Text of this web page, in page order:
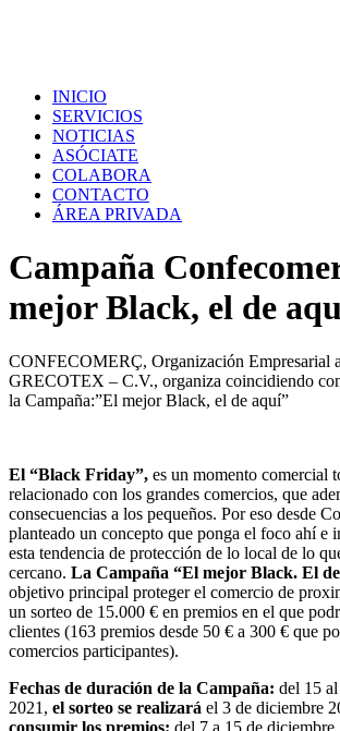
INICIO
SERVICIOS
NOTICIAS
ASÓCIATE
COLABORA
CONTACTO
ÁREA PRIVADA
Campaña
mejor Black, el de
CONFECOMERÇ, Organización Empresarial
GRECOTEX – C.V., organiza coincidiendo
la Campaña:”El mejor Black, el de aquí”
El “Black Friday”, es un momento comercial
relacionado con los grandes comercios, que
consecuencias a los pequeños. Por eso desde
planteado un concepto que ponga el foco ahí e
esta tendencia de protección de lo local de lo
cercano. La Campaña “El mejor Black. El de
objetivo principal proteger el comercio de
un sorteo de 15.000 € en premios en el que
clientes (163 premios desde 50 € a 300 € que
comercios participantes).
Fechas de duración de la Campaña: del 15
2021, el sorteo se realizará el 3 de diciembre
consumir los premios: del 7 a 15 de diciembre,